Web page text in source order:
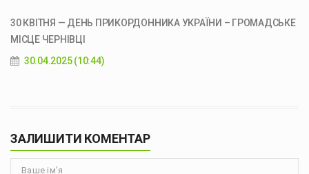
30 КВІТНЯ — ДЕНЬ ПРИКОРДОННИКА УКРАЇНИ – ГРОМАДСЬКЕ
МІСЦЕ ЧЕРНІВЦІ
30.04.2025 (10:44)
ЗАЛИШИТИ КОМЕНТАР